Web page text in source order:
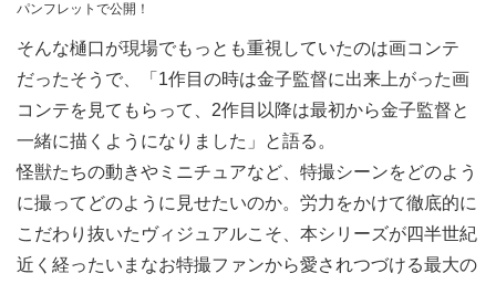
パンフレットで公開！
そんな樋口が現場でもっとも重視していたのは画コンテ
だったそうで、「1作目の時は金子監督に出来上がった画
コンテを見てもらって、2作目以降は最初から金子監督と
一緒に描くようになりました」と語る。
怪獣たちの動きやミニチュアなど、特撮シーンをどのよう
に撮ってどのように見せたいのか。労力をかけて徹底的に
こだわり抜いたヴィジュアルこそ、本シリーズが四半世紀
近く経ったいまなお特撮ファンから愛されつづける最大の